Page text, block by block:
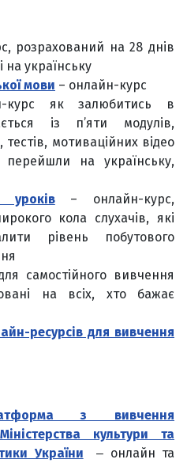
розрахований на 28 днів
на українську
мови – онлайн-курс
курс як залюбитись в
із п’яти модулів,
мотиваційних відео
перейшли на українську,
уроків
– онлайн-курс,
кола слухачів, які
рівень побутового
самостійного вивчення
на всіх, хто бажає
ресурсів для вивчення
з вивчення
культури та
України
‒ онлайн та